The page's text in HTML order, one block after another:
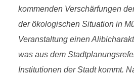
kommenden Verschärfungen
der ökologischen Situation in
Veranstaltung einen
was aus dem
Institutionen der Stadt kommt.